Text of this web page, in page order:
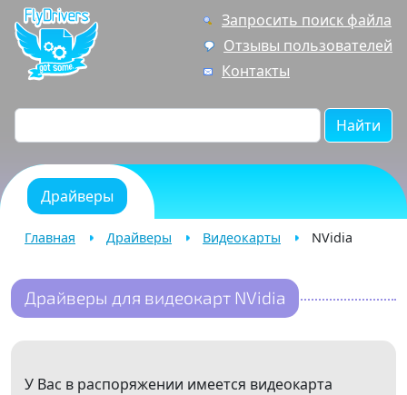
Запросить поиск файла
Отзывы пользователей
Контакты
Найти
Драйверы
Главная Драйверы Видеокарты NVidia
Драйверы для видеокарт NVidia
У Вас в распоряжении имеется видеокарта